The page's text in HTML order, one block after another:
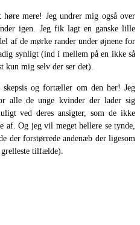
mere! Jeg undrer mig også over
igen. Jeg fik lagt en ganske lille
af de mørke rander under øjnene for
synligt (ind i mellem på en ikke så
kun mig selv der ser det).
og fortæller om den her! Jeg
alle de unge kvinder der lader sig
ved deres ansigter, som de ikke
af. Og jeg vil meget hellere se tynde,
der forstørrede andenæb der ligesom
tilfælde).